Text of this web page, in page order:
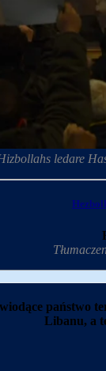
ledare
państwo
Libanu, a